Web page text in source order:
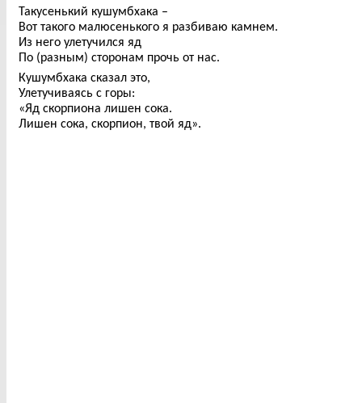
Такусенький кушумбхака –
Вот такого малюсенького я разбиваю камнем.
Из него улетучился яд
По (разным) сторонам прочь от нас.
Кушумбхака сказал это,
Улетучиваясь с горы:
«Яд скорпиона лишен сока.
Лишен сока, скорпион, твой яд».